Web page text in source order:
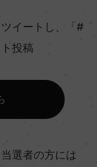
イートし、「#
投稿
選者の方には